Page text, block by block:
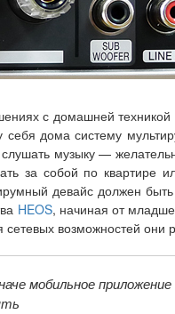
с домашней
дома систему
музыку —
за собой по квартире
девайс должен
HEOS, начиная от
возможностей они
мобильное